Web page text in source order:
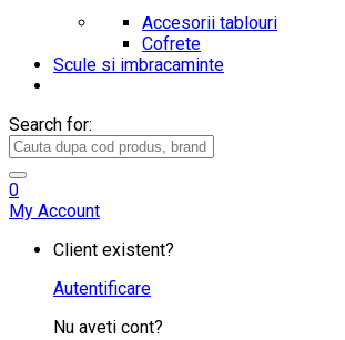
Accesorii tablouri
Cofrete
Scule si imbracaminte
Search for:
0
My Account
Client existent?
Autentificare
Nu aveti cont?